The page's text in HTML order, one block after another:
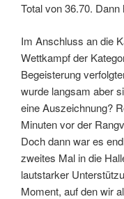
Total von 36.70.
Im Anschluss an die
Wettkampf der
Begeisterung
wurde langsam aber
eine Auszeichnung?
Minuten vor der
Doch dann war es
zweites Mal in die
lautstarker
Moment, auf den wir